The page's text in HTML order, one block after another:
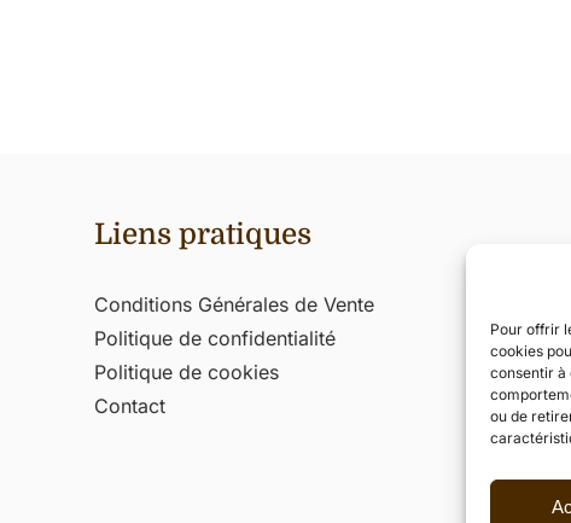
Pour offrir
cookies
consentir à
ou de
Liens pratiques
Conditions Générales de Vente
Politique de confidentialité
Politique de cookies
Contact
Produit(s) ajouté(s) au panier !